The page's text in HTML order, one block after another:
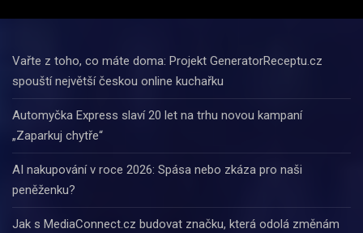
Vařte z toho, co máte doma: Projekt GeneratorReceptu.cz
spouští největší českou online kuchařku
Automyčka Express slaví 20 let na trhu novou kampaní
„Zaparkuj chytře“
AI nakupování v roce 2026: Spása nebo zkáza pro naši
peněženku?
Jak s MediaConnect.cz budovat značku, která odolá změnám